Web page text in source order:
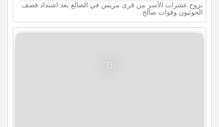
نزوح عشرات الأسر من قرى مريس في الضالع بعد اشتداد قصف
الحوثيون وقوات صالح